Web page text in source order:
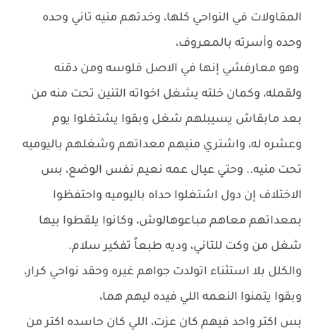
المقاولات في النواحي كلها، وخدتهم منيه تاني وحده
وحده وأسرته بالمعروف،
وهو معارفشي إنها في الاصل فلوسه ومن دقنه
ولقمله، وكمان خلته يشغل اخواته التنين تحت منه من
بعد مابقاش يسيبلهم شغل وبقوا يشتغلوا يوم
وعشره له، واشتري منيهم معداتهم وشغلهم باليوميه
تحت منيه.. وحتي عيال عمه نعيم نفس الوضع، بس
الاختلاف إن دول اشتغلوا حداه باليوميه واحتفظوا
بمعداتهم معاهم مباعوهالوش، وكانوا يلقطوا بيها
شغل من وكت للتاني، وديه طبعاً تفكير سلام.
والكلل بلا استثناء اتولدت جواهم غيره وحقد نواحي كرار،
وبقوا يتمنوا النعمه اللي فيده ليهم هما،
بس اكتر واحد فيهم كان عزت، اللي كان حاسده اكتر من